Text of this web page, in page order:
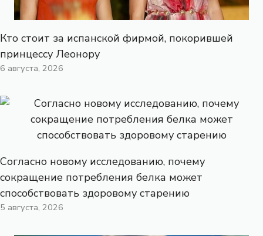
Кто стоит за испанской фирмой, покорившей
принцессу Леонору
6 августа, 2026
Согласно новому исследованию, почему
сокращение потребления белка может
способствовать здоровому старению
5 августа, 2026